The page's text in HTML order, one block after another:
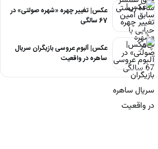
عکس| تغییر چهره «شهره صولتی» در
67 سالگی
عکس| آلبوم عروسی بازیگران سریال
ساهره در واقعیت